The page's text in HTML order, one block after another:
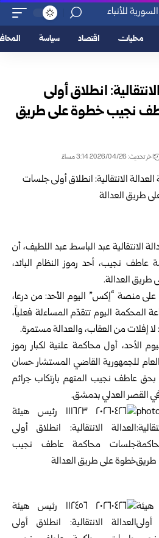
محليات اقتصاد سياسة
انطلاق أولى
نجيب خطوة على طريق
اخر تحديث: 2026/04/26 3:14 مساءً
الانتقاليةعبد الباسط عبد اللطيف، أن
نجيب، أحد رموز النظام البائد،
طريق العدالة.
منصة “إكس” اليوم الأحد: من درعا،
المحكمة اليوم تتقدّم المساءلة فعلياً،
إفلات من العقاب، والعدالة مستمرة.
الأحد، أول محاكمة علنية لكبار رموز
العام للجمهورية القاضي المستشار حسان
بحق عاطف نجيب المتهم بارتكاب جرائم
القصر العدلي بدمشق.